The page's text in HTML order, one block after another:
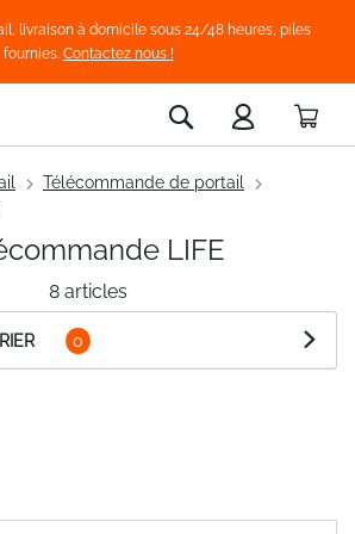
livraison à domicile sous 24/48 heures, piles
fournies. Contactez nous !
Rechercher
Télécommande de portail
8 articles
LIFE